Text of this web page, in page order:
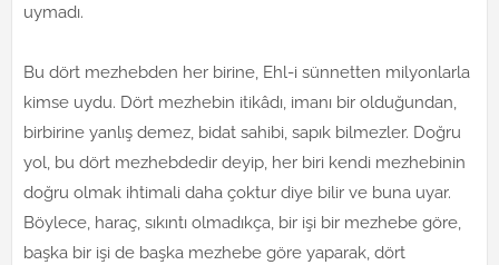
uymadı.
Bu dört mezhebden her birine, Ehl-i sünnetten milyonlarla
kimse uydu. Dört mezhebin itikâdı, imanı bir olduğundan,
birbirine yanlış demez, bidat sahibi, sapık bilmezler. Doğru
yol, bu dört mezhebdedir deyip, her biri kendi mezhebinin
doğru olmak ihtimali daha çoktur diye bilir ve buna uyar.
Böylece, haraç, sıkıntı olmadıkça, bir işi bir mezhebe göre,
başka bir işi de başka mezhebe göre yaparak, dört